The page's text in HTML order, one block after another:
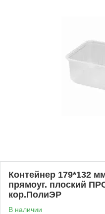
Контейнер 179*132
прямоуг. плоский
кор.ПолиЭР
В наличии